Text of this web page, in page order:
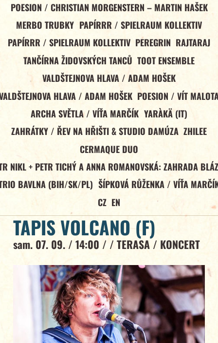
POESION / CHRISTIAN MORGENSTERN – MARTIN HAŠEK
MERBO TRUBKY PAPÍRRR / SPIELRAUM KOLLEKTIV
PAPÍRRR / SPIELRAUM KOLLEKTIV PEREGRIN RAJTARAJ
TANČÍRNA ŽIDOVSKÝCH TANCŮ TOOT ENSEMBLE
VALDŠTEJNOVA HLAVA / ADAM HOŠEK
HLAVA / ADAM HOŠEK POESION / VÍT
ARCHA SVĚTLA / VÍŤA MARČÍK YARÀKÄ (IT)
ZAHRÁTKY / ŘEV NA HŘIŠTI & STUDIO DAMÚZA ZHILEE
CERMAQUE DUO
NIKL + PETR TICHÝ A ANNA ROMANOVSKÁ: ZAHRADA
BAVLNA (BIH/SK/PL) ŠÍPKOVÁ RŮŽENKA / VÍŤA
CZ EN
TAPIS VOLCANO (F)
sam. 07. 09. / 14:00 / / TERASA / KONCERT